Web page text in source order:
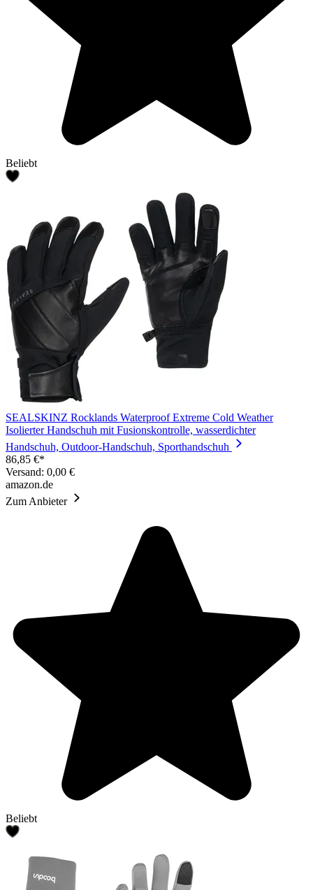
Beliebt
SEALSKINZ Rocklands Waterproof Extreme Cold Weather
Isolierter Handschuh mit Fusionskontrolle, wasserdichter
Handschuh, Outdoor-Handschuh, Sporthandschuh
86,85 €*
Versand: 0,00 €
amazon.de
Zum Anbieter
Beliebt